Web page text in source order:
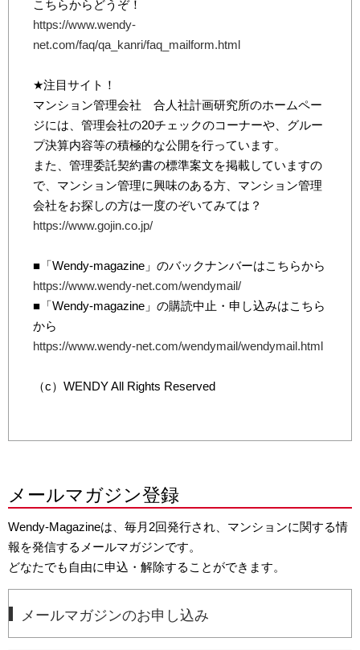
こちらからどうぞ！
https://www.wendy-
net.com/faq/qa_kanri/faq_mailform.html
★注目サイト！
マンション管理会社 合人社計画研究所のホームペー
ジには、管理会社の20チェックのコーナーや、グルー
プ決算内容等の積極的な公開を行っています。
また、管理委託契約書の標準案文を掲載していますの
で、マンション管理に興味のある方、マンション管理
会社をお探しの方は一度のぞいてみては？
https://www.gojin.co.jp/
■「Wendy-magazine」のバックナンバーはこちらから
https://www.wendy-net.com/wendymail/
■「Wendy-magazine」の購読中止・申し込みはこちら
から
https://www.wendy-net.com/wendymail/wendymail.html
（c）WENDY All Rights Reserved
メールマガジン登録
Wendy-Magazineは、毎月2回発行され、マンションに関する情
報を発信するメールマガジンです。
どなたでも自由に申込・解除することができます。
メールマガジンのお申し込み